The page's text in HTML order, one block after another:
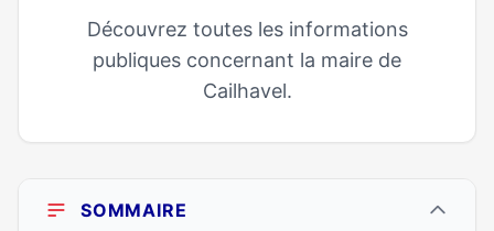
Découvrez toutes les informations
publiques concernant la maire de
Cailhavel.
SOMMAIRE